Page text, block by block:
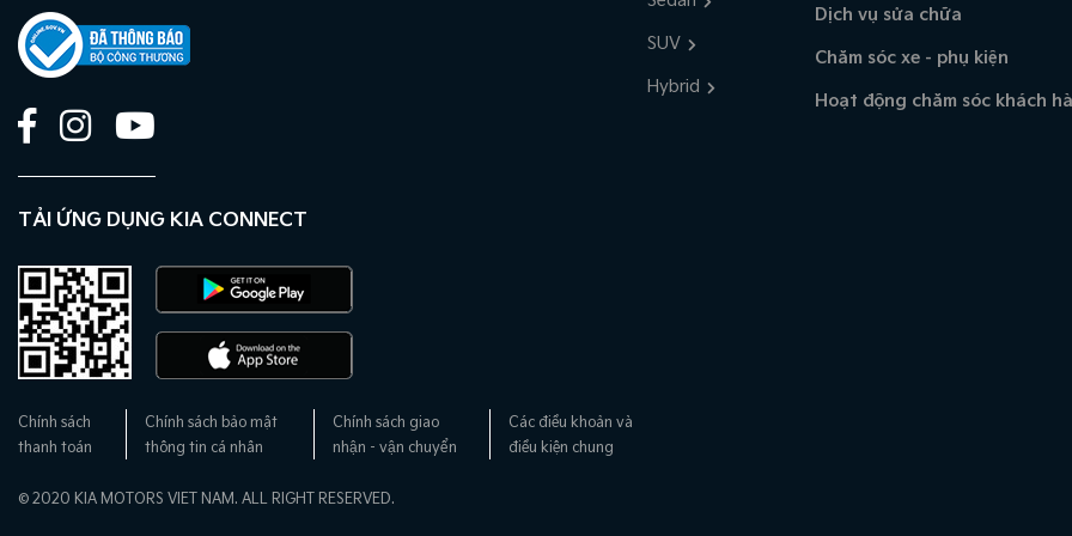
TẢI ỨNG DỤNG KIA CONNECT
Chính sách
thanh toán
Chính sách bảo mật
thông tin cá nhân
Chính sách giao
nhận - vận chuyển
Các điều khoản và
điều kiện chung
© 2020 KIA MOTORS VIET NAM. ALL RIGHT RESERVED.
SUV
Hybrid
Dịch vụ sửa chữa
Chăm sóc xe - phụ kiện
Hoạt động chăm sóc khách